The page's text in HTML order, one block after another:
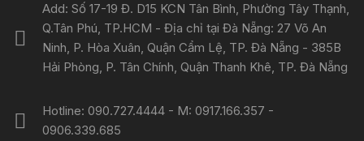
Add: Số 17-19 Đ. D15 KCN Tân Bình, Phường Tây Thạnh,
Q.Tân Phú, TP.HCM - Địa chỉ tại Đà Nẵng: 27 Võ An
Ninh, P. Hòa Xuân, Quận Cẩm Lệ, TP. Đà Nẵng - 385B
Hải Phòng, P. Tân Chính, Quận Thanh Khê, TP. Đà Nẵng
Hotline: 090.727.4444 - M: 0917.166.357 -
0906.339.685